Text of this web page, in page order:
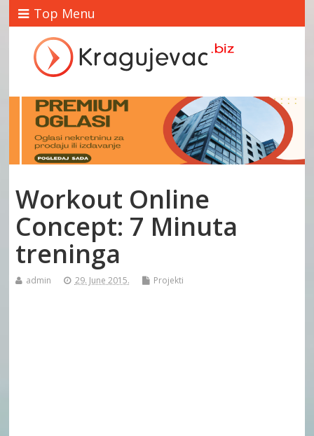
Top Menu
Workout Online
Concept: 7 Minuta
treninga
admin 29. June 2015. Projekti